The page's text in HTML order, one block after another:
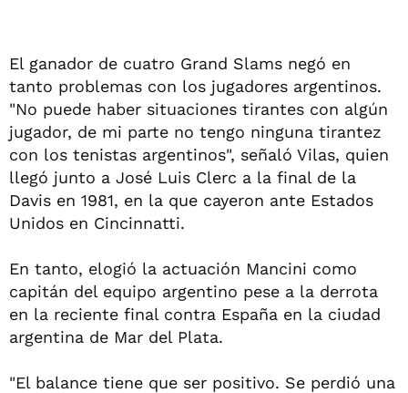
El ganador de cuatro Grand Slams negó en
tanto problemas con los jugadores argentinos.
"No puede haber situaciones tirantes con algún
jugador, de mi parte no tengo ninguna tirantez
con los tenistas argentinos", señaló Vilas, quien
llegó junto a José Luis Clerc a la final de la
Davis en 1981, en la que cayeron ante Estados
Unidos en Cincinnatti.
En tanto, elogió la actuación Mancini como
capitán del equipo argentino pese a la derrota
en la reciente final contra España en la ciudad
argentina de Mar del Plata.
"El balance tiene que ser positivo. Se perdió una